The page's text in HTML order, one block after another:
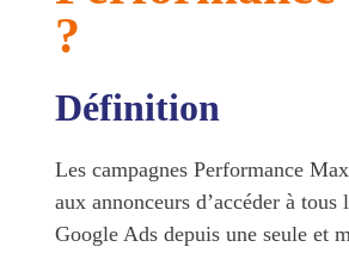
?
Définition
Les campagnes Performance
aux annonceurs d’accéder à tous
Google Ads depuis une seule et